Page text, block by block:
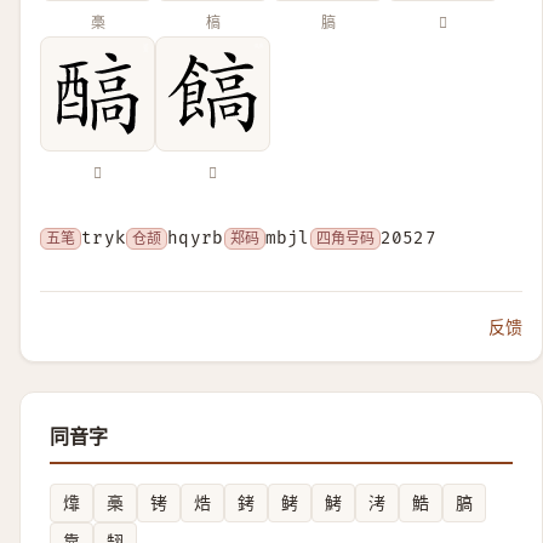
槀 槁 䐧 𤚸
𨢓 𩝝
五笔 tryk 仓颉 hqyrb 郑码 mbjl 四角号码 20527
反馈
同音字
㸆 槀 铐 焅 銬 鲓 鮳 洘 鯌
䐧